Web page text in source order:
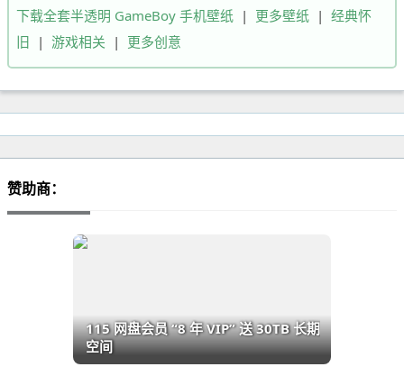
下载全套半透明 GameBoy 手机壁纸 | 更多壁纸 | 经典怀
旧 | 游戏相关 | 更多创意
赞助商：
115 网盘会员 “8 年 VIP” 送 30TB 长期
空间